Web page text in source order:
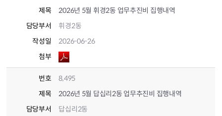
제목
2026년 5월 휘경2동 업무추진비 집행내역
담당부서
휘경2동
작성일
2026-06-26
첨부
번호
8,495
제목
2026년 5월 답십리2동 업무추진비 집행내역
담당부서
답십리2동